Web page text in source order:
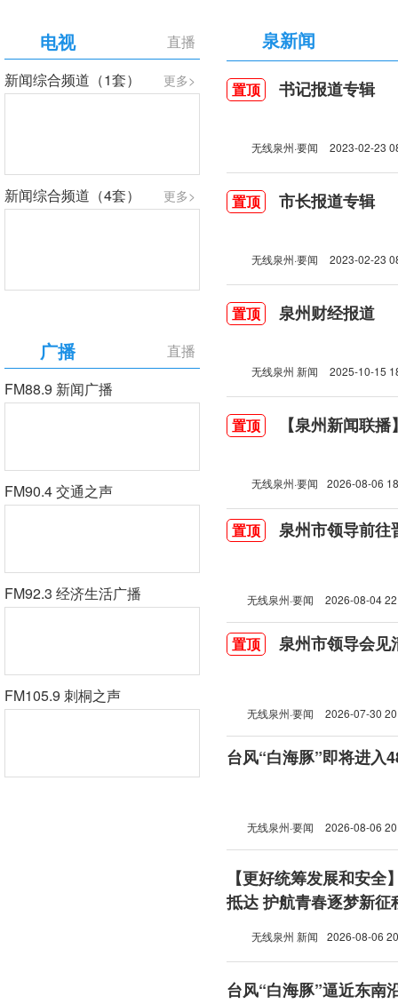
直播
电视
更多>
新闻综合频道（1套）
更多>
新闻综合频道（4套）
直播
广播
FM88.9 新闻广播
FM90.4 交通之声
FM92.3 经济生活广播
FM105.9 刺桐之声
泉新闻
置顶 书记报道专辑
无线泉州·要闻 2023-02-23
置顶 市长报道专辑
无线泉州·要闻 2023-02-23
置顶 泉州财经报道
无线泉州 新闻 2025-10-15
置顶 【泉州新闻联
无线泉州·要闻 2026-08-06
置顶 泉州市领导前往
无线泉州·要闻 2026-08-04
置顶 泉州市领导会见
无线泉州·要闻 2026-07-30
台风“白海豚”即将进入
无线泉州·要闻 2026-08-06
【更好统筹发展和安全
抵达 护航青春逐梦新征
无线泉州 新闻 2026-08-06
台风“白海豚”逼近东南